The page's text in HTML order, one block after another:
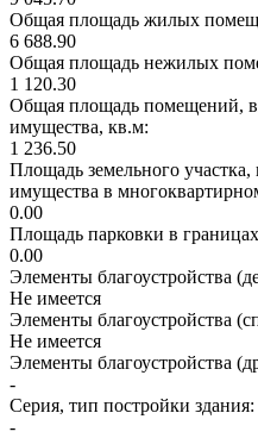
Общая площадь жилых
6 688.90
Общая площадь нежилых
1 120.30
Общая площадь помещений,
имущества, кв.м:
1 236.50
Площадь земельного
имущества в
0.00
Площадь парковки в
0.00
Элементы благоустройства
Не имеется
Элементы благоустройства
Не имеется
Элементы благоустройства
-
Серия, тип постройки здания:
-